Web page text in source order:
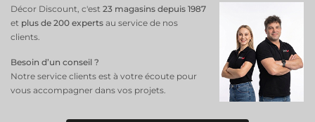
Décor Discount, c'est 23 magasins depuis 1987
et plus de 200 experts au service de nos
clients.
Besoin d’un conseil ?
Notre service clients est à votre écoute pour
vous accompagner dans vos projets.